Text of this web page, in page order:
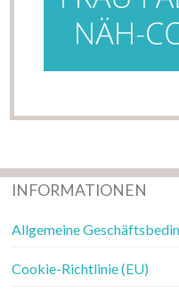
INFORMATIONEN
Allgemeine
Cookie-Richtlinie (EU)